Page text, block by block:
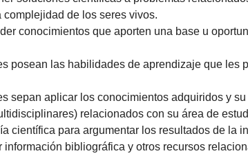
complejidad de los seres vivos.
conocimientos que aporten una base u
posean las habilidades de aprendizaje que les
sepan aplicar los conocimientos adquiridos y
relacionados con su área de
científica para argumentar los resultados de la
información bibliográfica y otros recursos